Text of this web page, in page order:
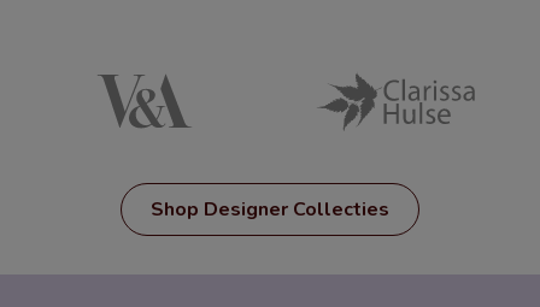
Shop Designer Collecties